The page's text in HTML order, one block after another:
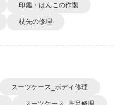
印鑑・はんこの作製
杖先の修理
スーツケース_ボディ修理
スーツケース_底足修理